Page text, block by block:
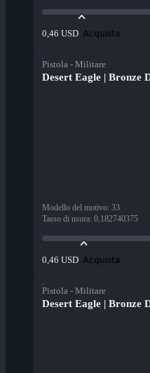
0,46 USD Acquista
Pistola - Militare
Desert Eagle | Bronze
Modello del motivo: 33
Tasso di usura: 0,182740375
0,46 USD Acquista
Pistola - Militare
Desert Eagle | Bronze